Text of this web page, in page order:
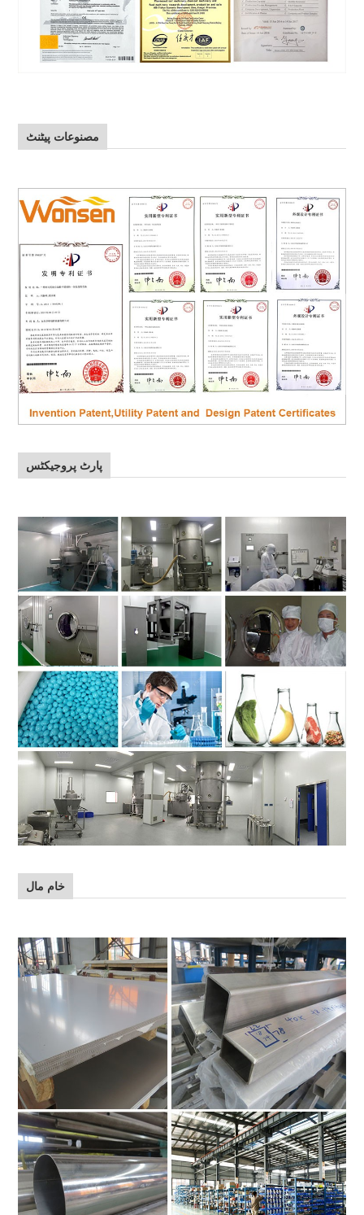
مصنوعات پیٹنٹ
پارٹ پروجیکٹس
خام مال